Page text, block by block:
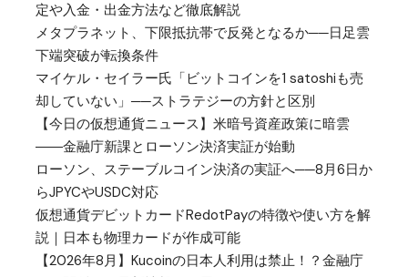
定や入金・出金方法など徹底解説
メタプラネット、下限抵抗帯で反発となるか──日足雲
下端突破が転換条件
マイケル・セイラー氏「ビットコインを1 satoshiも売
却していない」──ストラテジーの方針と区別
【今日の仮想通貨ニュース】米暗号資産政策に暗雲
――金融庁新課とローソン決済実証が始動
ローソン、ステーブルコイン決済の実証へ──8月6日か
らJPYCやUSDC対応
仮想通貨デビットカードRedotPayの特徴や使い方を解
説｜日本も物理カードが作成可能
【2026年8月】Kucoinの日本人利用は禁止！？金融庁